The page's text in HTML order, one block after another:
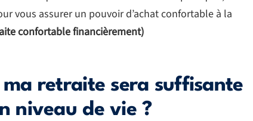
vous assurer un pouvoir d’achat confortable à la
confortable financièrement)
retraite sera suffisante
niveau de vie ?